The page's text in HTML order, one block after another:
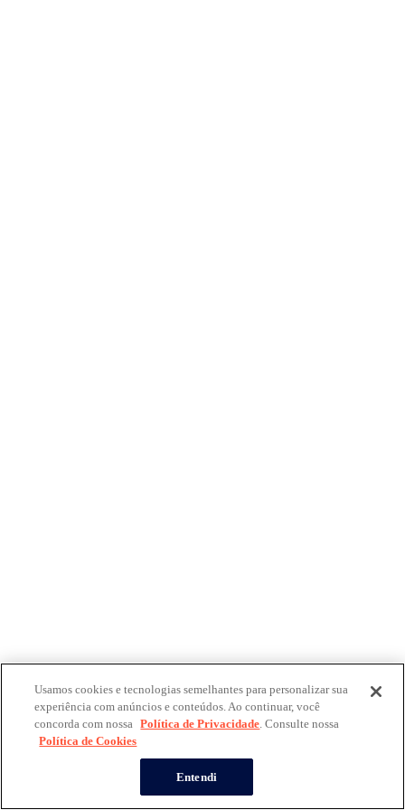
Usamos cookies e tecnologias semelhantes para personalizar sua
experiência com anúncios e conteúdos. Ao continuar, você
concorda com nossa Política de Privacidade. Consulte nossa
Política de Cookies
Entendi